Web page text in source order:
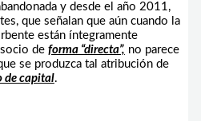
y desde el año 2011,
que señalan que aún cuando la
están íntegramente
de forma “directa”, no parece
se produzca tal atribución de
de capital.